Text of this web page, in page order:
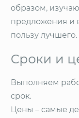
образом,
предложения и
пользу лучшего.
Сроки и
Выполняем
срок.
Цены – самые